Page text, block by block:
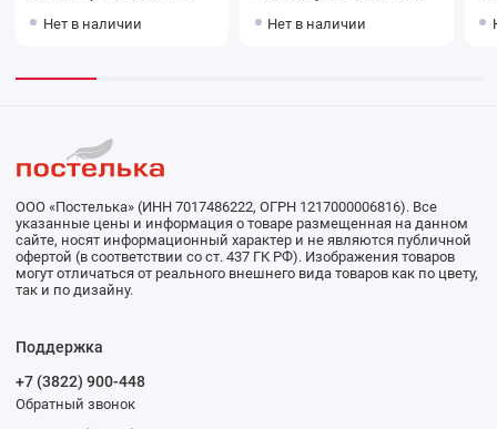
70х70 2 шт Рисунок Luxor
Нет в наличии
70х70 2 шт Цветы Amore
Нет в наличии
ООО «Постелька» (ИНН 7017486222, ОГРН 1217000006816). Все
указанные цены и информация о товаре размещенная на данном
сайте, носят информационный характер и не являются публичной
офертой (в соответствии со ст. 437 ГК РФ). Изображения товаров
могут отличаться от реального внешнего вида товаров как по цвету,
так и по дизайну.
Поддержка
+7 (3822) 900-448
Обратный звонок